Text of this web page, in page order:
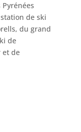
de ski
du grand
de
et de